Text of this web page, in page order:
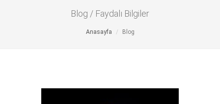
Blog / Faydalı Bilgiler
Anasayfa Blog